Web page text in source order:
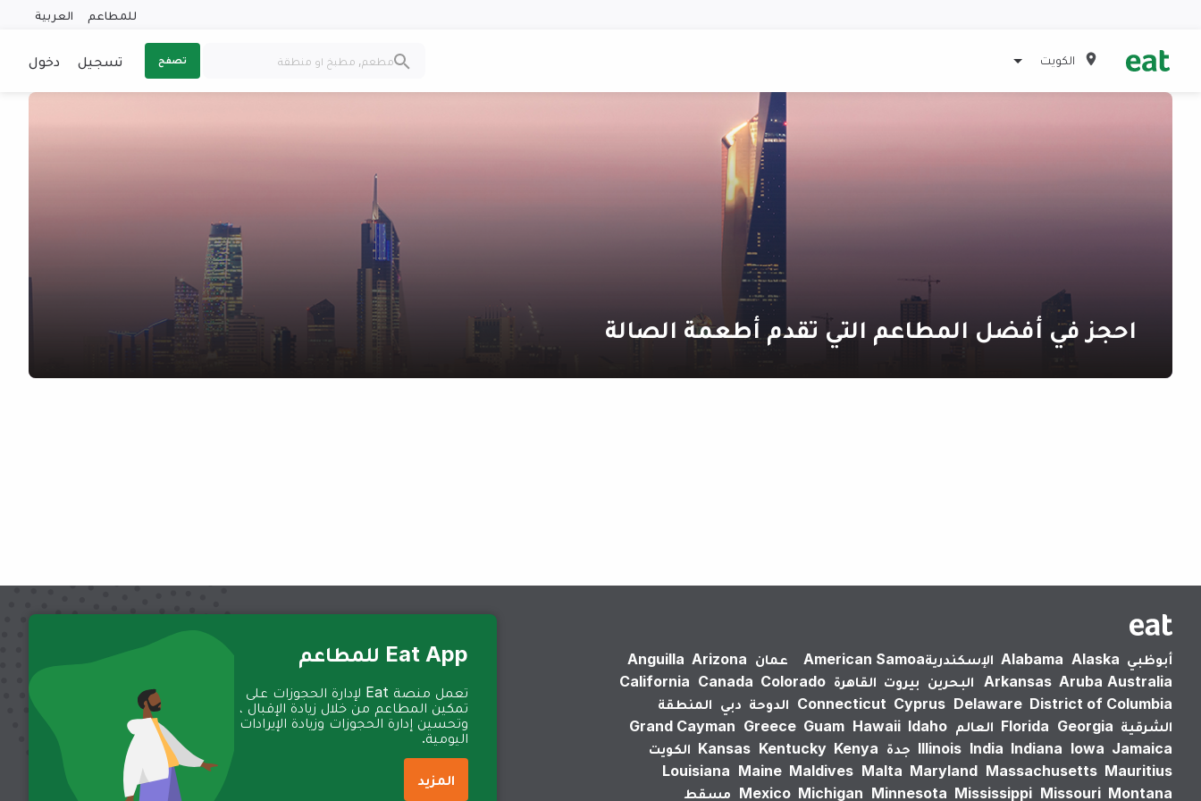
للمطاعم العربية
الكويت تصفح تسجيل دخول
احجز في أفضل المطاعم التي تقدم أطعمة الصالة
أبوظبي Alabama Alaska الإسكندرية‎American Samoa عمان Anguilla Arizona
Arkansas Aruba Australia البحرين بيروت القاهرة California Canada Colorado
Connecticut Cyprus Delaware District of Columbia الدوحة دبي المنطقة
الشرقية
Florida Georgia العالم Grand Cayman Greece Guam Hawaii Idaho
Illinois India Indiana Iowa Jamaica جدة Kansas Kentucky Kenya
الكويت
Louisiana Maine Maldives Malta Maryland Massachusetts Mauritius
Mexico Michigan Minnesota Mississippi Missouri Montana مسقط
Eat App للمطاعم
تعمل منصة Eat لإدارة الحجوزات على
تمكين المطاعم من خلال زيادة الإقبال ،
وتحسين إدارة الحجوزات وزيادة الإيرادات
اليومية.
المزيد